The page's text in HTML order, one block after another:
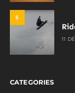
5
11
CATEGORIES